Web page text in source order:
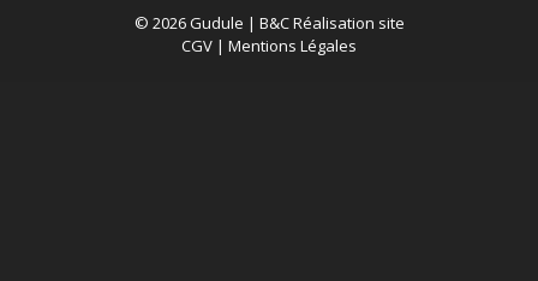
© 2026 Gudule | B&C Réalisation site
CGV | Mentions Légales